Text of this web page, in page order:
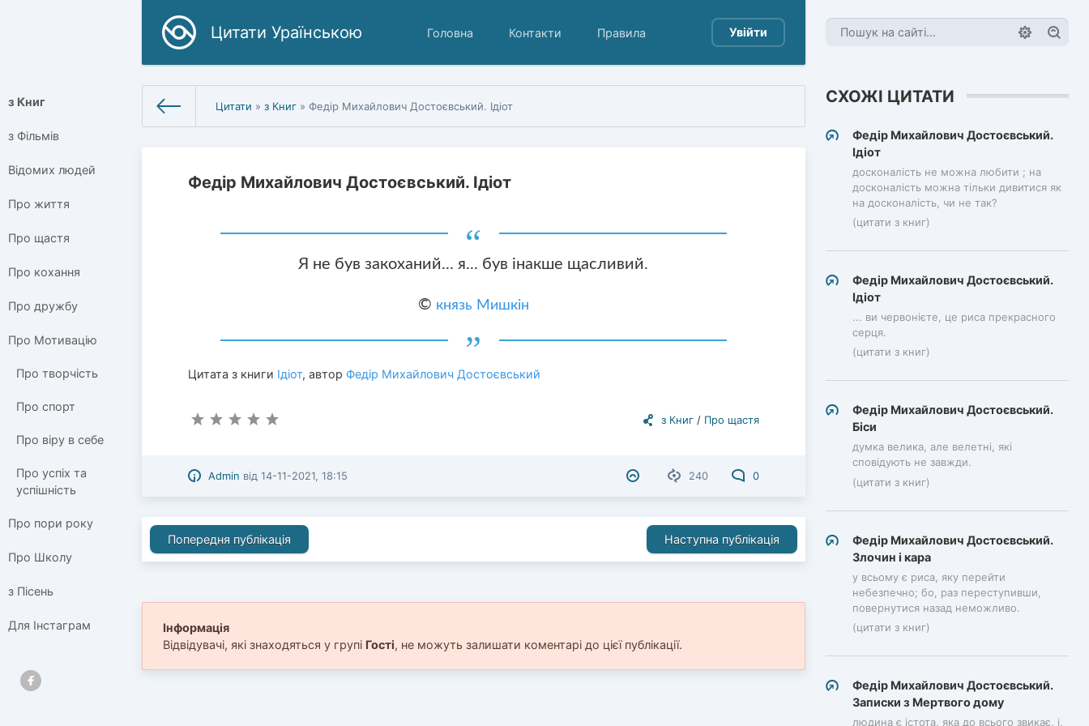
Цитати Ураїнською Головна Контакти Правила Увійти
з Книг
з Фільмів
Відомих людей
Про життя
Про щастя
Про кохання
Про дружбу
Про Мотивацію
Про творчість
Про спорт
Про віру в себе
Про успіх та
успішність
Про пори року
Про Школу
з Пісень
Для Інстаграм
Цитати »з Книг » Федір Михайлович Достоєвський. Ідіот
Федір Михайлович Достоєвський. Ідіот
Я не був закоханий... я... був інакше щасливий.
© князь Мишкін
Цитата з книги Ідіот, автор Федір Михайлович Достоєвський
з Книг/ Про щастя
240 0
Admin від14-11-2021, 18:15
СХОЖІ ЦИТАТИ
Федір Михайлович Достоєвський.
Ідіот
досконалість не можна любити ; на
досконалість можна тільки дивитися як
на досконалість, чи не так?
(цитати з книг)
Федір Михайлович Достоєвський.
Ідіот
... ви червонієте, це риса прекрасного
серця.
(цитати з книг)
Федір Михайлович Достоєвський.
Біси
думка велика, але велетні, які
сповідують не завжди.
(цитати з книг)
Федір Михайлович Достоєвський.
Злочин і кара
у всьому є риса, яку перейти
небезпечно; бо, раз переступивши,
повернутися назад неможливо.
(цитати з книг)
Федір Михайлович Достоєвський.
Записки з Мертвого дому
людина є істота, яка до всього звикає, і,
Попередня публікація Наступна публікація
Інформація
Відвідувачі, які знаходяться у групі Гості, не можуть залишати коментарі до цієї публікації.